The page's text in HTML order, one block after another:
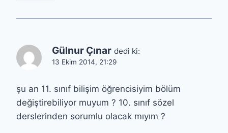
Gülnur Çınar dedi ki:
13 Ekim 2014, 21:29
şu an 11. sınıf bilişim öğrencisiyim bölüm
değiştirebiliyor muyum ? 10. sınıf sözel
derslerinden sorumlu olacak mıyım ?